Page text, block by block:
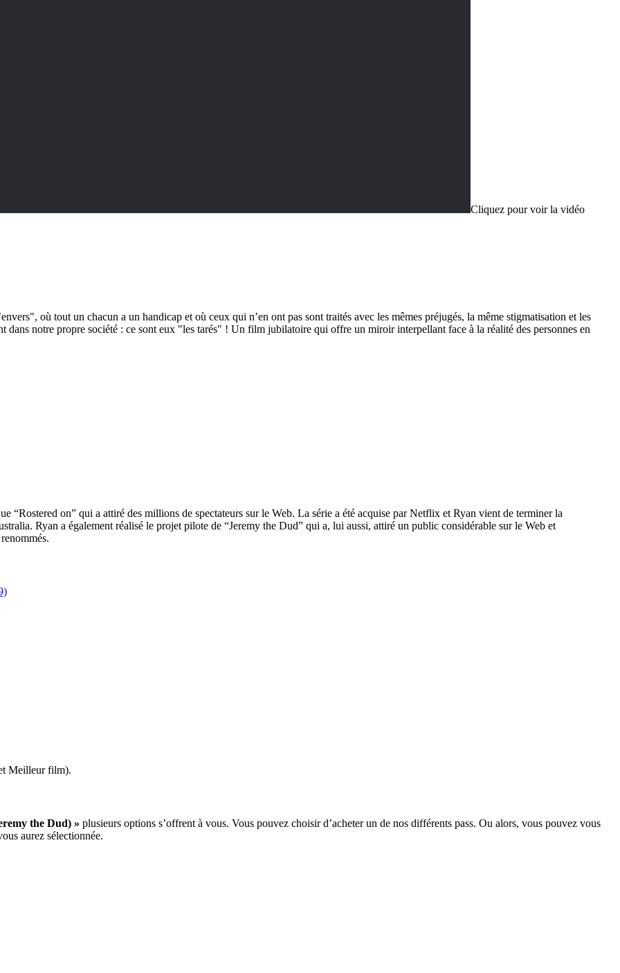
Cliquez pour voir la vidéo
où tout un chacun a un handicap et où ceux qui n’en ont pas sont traités avec les mêmes préjugés, la même stigmatisation et les
dans notre propre société : ce sont eux "les tarés" ! Un film jubilatoire qui offre un miroir interpellant face à la réalité des personnes en
“Rostered on” qui a attiré des millions de spectateurs sur le Web. La série a été acquise par Netflix et Ryan vient de terminer la
Ryan a également réalisé le projet pilote de “Jeremy the Dud” qui a, lui aussi, attiré un public considérable sur le Web et
Meilleur film).
the Dud) » plusieurs options s’offrent à vous. Vous pouvez choisir d’acheter un de nos différents pass. Ou alors, vous pouvez vous
aurez sélectionnée.